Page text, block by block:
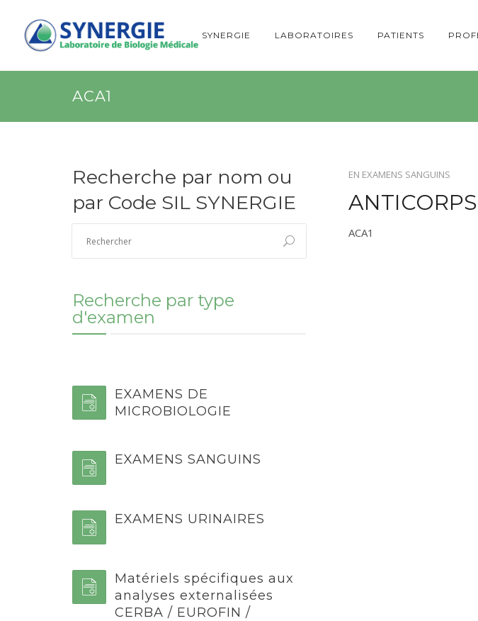
SYNERGIE LABORATOIRES PATIENTS
ACA1
EN EXAMENS SANGUINS
ACA1
Recherche par nom ou
par Code SIL SYNERGIE
Recherche par type
d'examen
EXAMENS DE
MICROBIOLOGIE
EXAMENS SANGUINS
EXAMENS URINAIRES
Matériels spécifiques aux
analyses externalisées
CERBA / EUROFIN /